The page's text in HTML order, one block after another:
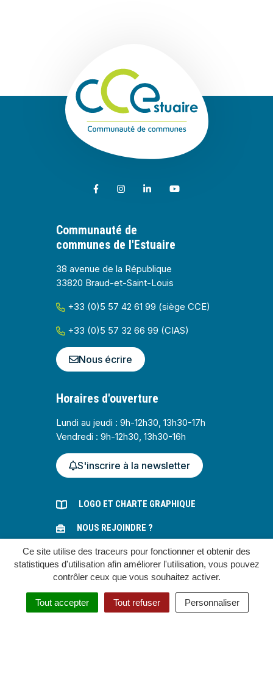
Ce site utilise des traceurs pour fonctionner et obtenir des
statistiques d'utilisation afin améliorer l'utilisation, vous pouvez
contrôler ceux que vous souhaitez activer.
Tout accepter Tout refuser Personnaliser
Lien vers le compte Facebook
Lien vers le compte Instagram
Lien vers le compte Linkedin
Lien vers la chaîne
Communauté de
communes de l'Estuaire
38 avenue de la République
33820 Braud-et-Saint-Louis
+33 (0)5 57 42 61 99 (siège CCE)
+33 (0)5 57 32 66 99 (CIAS)
Nous écrire
Horaires d'ouverture
Lundi au jeudi : 9h-12h30, 13h30-17h
Vendredi : 9h-12h30, 13h30-16h
S'inscrire à la newsletter
LOGO ET CHARTE GRAPHIQUE
NOUS REJOINDRE ?
MARCHÉS PUBLICS
Gestion des cookies
Plan du site